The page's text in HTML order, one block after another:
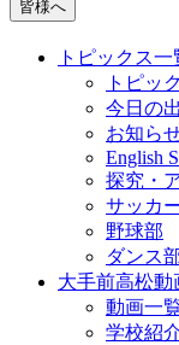
皆様へ
トピックス一
トピッ
今日の
お知ら
English
探究・
サッカ
野球部
ダンス
大手前高松動
動画一
学校紹